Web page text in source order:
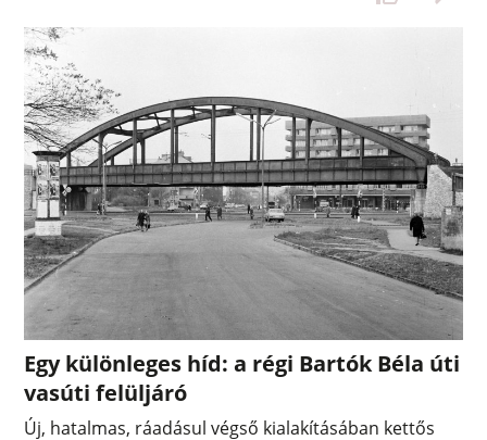
Egy különleges híd: a régi Bartók Béla úti
vasúti felüljáró
Új, hatalmas, ráadásul végső kialakításában kettős